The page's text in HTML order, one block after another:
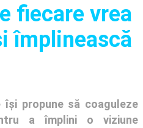
fiecare vrea
împlinească
își propune să coaguleze
a împlini o viziune